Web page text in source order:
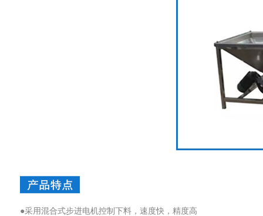
●采用混合式步进电机控制下料，速度快，精度高